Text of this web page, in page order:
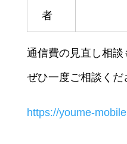
者
通信費の見直し相
ぜひ一度ご相談くだ
https://youme-